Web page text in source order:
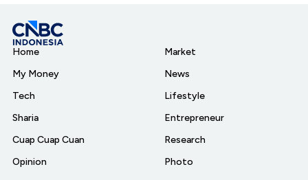
Home
My Money
Tech
Sharia
Cuap Cuap Cuan
Opinion
Market
News
Lifestyle
Entrepreneur
Research
Photo